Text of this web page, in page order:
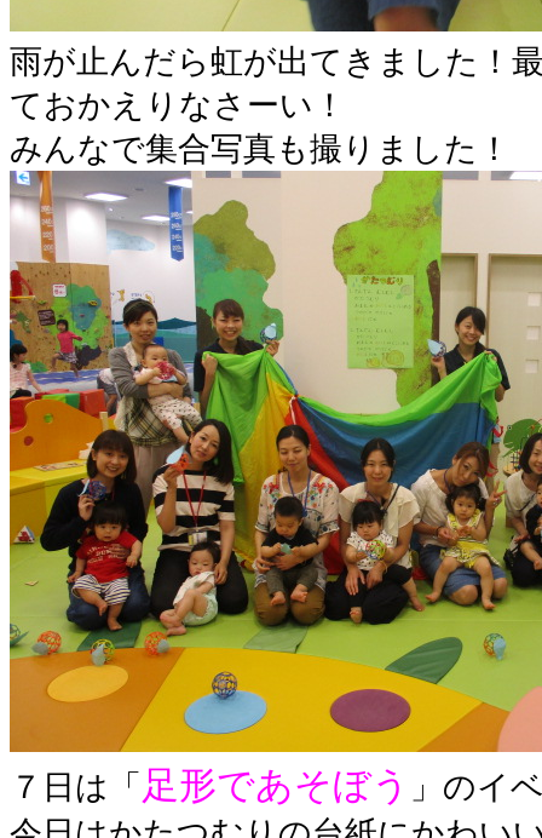
雨が止んだら虹が出てきました！
ておかえりなさーい！
みんなで集合写真も撮りました！
７日は「 足形であそぼう
」のイ